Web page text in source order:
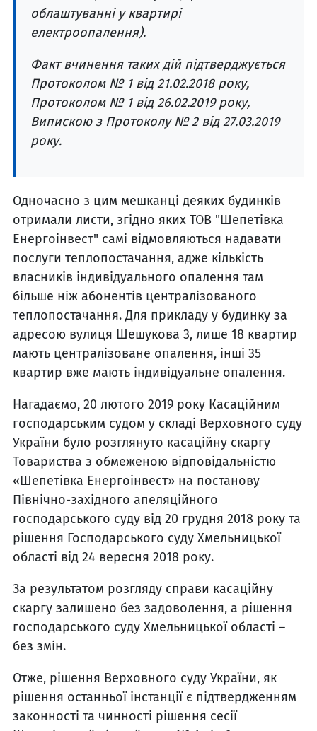
облаштуванні у квартирі
електроопалення).
Факт вчинення таких дій підтверджується
Протоколом № 1 від 21.02.2018 року,
Протоколом № 1 від 26.02.2019 року,
Випискою з Протоколу № 2 від 27.03.2019
року.
Одночасно з цим мешканці деяких будинків
отримали листи, згідно яких ТОВ "Шепетівка
Енергоінвест" самі відмовляються надавати
послуги теплопостачання, адже кількість
власників індивідуального опалення там
більше ніж абонентів централізованого
теплопостачання. Для прикладу у будинку за
адресою вулиця Шешукова 3, лише 18 квартир
мають централізоване опалення, інші 35
квартир вже мають індивідуальне опалення.
Нагадаємо, 20 лютого 2019 року Касаційним
господарським судом у складі Верховного суду
України було розглянуто касаційну скаргу
Товариства з обмеженою відповідальністю
«Шепетівка Енергоінвест» на постанову
Північно-західного апеляційного
господарського суду від 20 грудня 2018 року та
рішення Господарського суду Хмельницької
області від 24 вересня 2018 року.
За результатом розгляду справи касаційну
скаргу залишено без задоволення, а рішення
господарського суду Хмельницької області –
без змін.
Отже, рішення Верховного суду України, як
рішення останньої інстанції є підтвердженням
законності та чинності рішення сесії